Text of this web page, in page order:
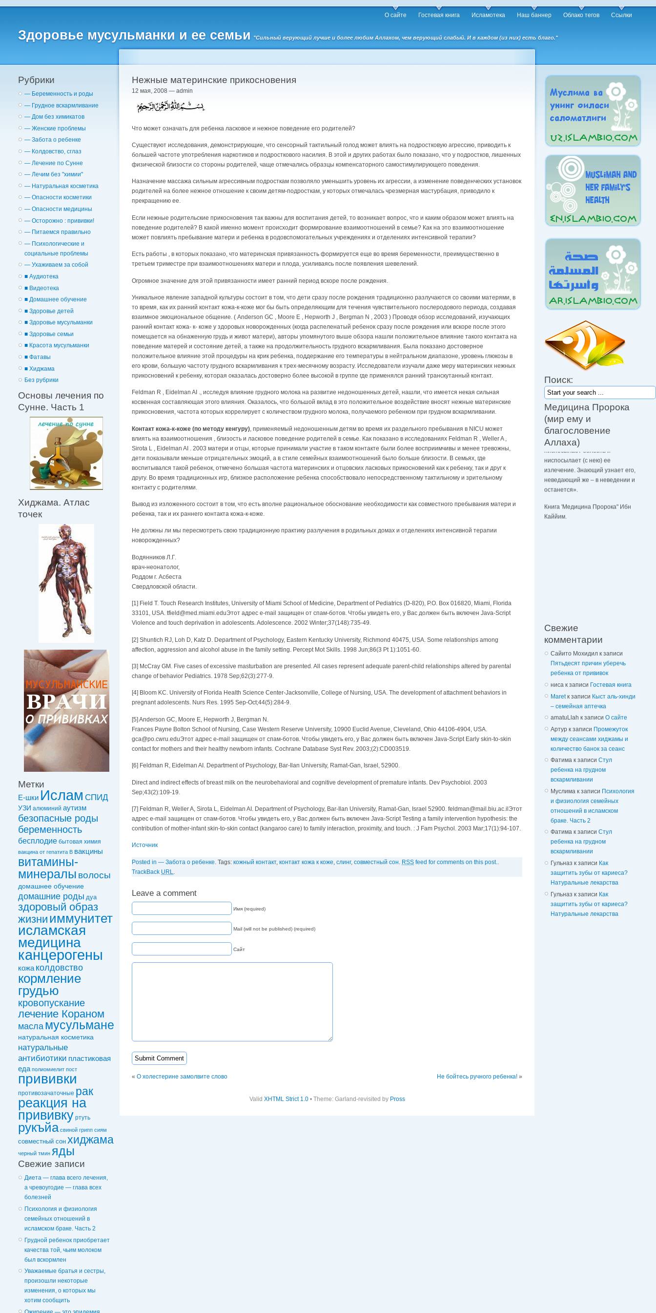
Здоровье мусульманки и ее семьи "Сильный верующий лучше и более любим Аллахом, чем верующий слабый. И в каждом (из них) есть благо."
О сайте Гостевая книга Исламотека Наш баннер Облако тегов Ссылки
Рубрики
— Беременность и роды
— Грудное вскармливание
— Дом без химикатов
— Женские проблемы
— Забота о ребенке
— Колдовство, сглаз
— Лечение по Сунне
— Лечим без "химии"
— Натуральная косметика
— Опасности косметики
— Опасности медицины
— Осторожно : прививки!
— Питаемся правильно
— Психологические и
cоциальные проблемы
— Ухаживаем за собой
■ Аудиотека
■ Видеотека
■ Домашнее обучение
■ Здоровье детей
■ Здоровье мусульманки
■ Здоровье семьи
■ Красота мусульманки
■ Фатавы
■ Хиджама
Без рубрики
Основы лечения по
Сунне. Часть 1
Хиджама. Атлас
точек
Метки
Е-шки Ислам СПИД
УЗИ алюминий аутизм
безопасные роды
беременность
бесплодие бытовая химия
вакцинa от гепатита В вакцины
витамины-
минералы волосы
домашнее обучение
домашние роды дуа
здоровый образ
жизни иммунитет
исламская
медицина
канцерогены
кожа колдовствo
кормление
грудью
кровопускание
лечение Кораном
масла мусульмане
натуральная косметика
натуральные
антибиотики пластиковая
еда полиомиелит пост
прививки
противозачаточные рак
реакция на
прививку ртуть
рукъйа свиной грипп сиям
совместный сон хиджама
черный тмин яды
Свежие записи
Диета — глава всего лечения,
а чревоугодие — глава всех
болезней
Психология и физиология
семейных отношений в
исламском браке. Часть 2
Грудной ребенок приобретает
качества той, чьим молоком
был вскормлен
Уважаемые братья и сестры,
произошли некоторые
изменения, о которых мы
хотим сообщить
Нежные материнские прикосновения
12 мая, 2008 — admin
Что может означать для ребенка ласковое и нежное поведение его родителей?
Существуют исследования, демонстрирующие, что сенсорный тактильный голод может влиять на подростковую агрессию, приводить к
большей частоте употребления наркотиков и подросткового насилия. В этой и других работах было показано, что у подростков, лишенных
физической близости со стороны родителей, чаще отмечались образцы компенсаторного самостимулирующего поведения.
Назначение массажа сильным агрессивным подросткам позволяло уменьшить уровень их агрессии, а изменение поведенческих установок
родителей на более нежное отношение к своим детям-подросткам, у которых отмечалась чрезмерная мастурбация, приводило к
прекращению ее.
Если нежные родительские прикосновения так важны для воспитания детей, то возникает вопрос, что и каким образом может влиять на
поведение родителей? В какой именно момент происходит формирование взаимоотношений в семье? Как на это взаимоотношение
может повлиять пребывание матери и ребенка в родовспомогательных учреждениях и отделениях интенсивной терапии?
Есть работы , в которых показано, что материнская привязанность формируется еще во время беременности, преимущественно в
третьем триместре при взаимоотношениях матери и плода, усиливаясь после появления шевелений.
Огромное значение для этой привязанности имеет ранний период вскоре после рождения.
Уникальное явление западной культуры состоит в том, что дети сразу после рождения традиционно разлучаются со своими матерями, в
то время, как их ранний контакт кожа-к-коже мог бы быть определяющим для течения чувствительного послеродового периода, создавая
взаимное эмоциональное общение. ( Anderson GC , Moore E , Hepworth J , Bergman N , 2003 ) Проводя обзор исследований, изучающих
ранний контакт кожа- к- коже у здоровых новорожденных (когда распеленатый ребенок сразу после рождения или вскоре после этого
помещается на обнаженную грудь и живот матери), авторы упомянутого выше обзора нашли положительное влияние такого контакта на
поведение матерей и состояние детей, а также на продолжительность грудного вскармливания. Была показано достоверное
положительное влияние этой процедуры на крик ребенка, поддержание его температуры в нейтральном диапазоне, уровень глюкозы в
его крови, большую частоту грудного вскармливания к трех-месячному возрасту. Исследователи изучали даже меру материнских нежных
прикосновений к ребенку, которая оказалась достоверно более высокой в группе где применялся ранний транскутанный контакт.
Feldman R , Eidelman AI ., исследуя влияние грудного молока на развитие недоношенных детей, нашли, что имеется некая сильная
косвенная составляющая этого влияния. Оказалось, что большой вклад в это положительное воздействие вносят нежные материнские
прикосновения, частота которых коррелирует с количеством грудного молока, получаемого ребенком при грудном вскармливании.
Контакт кожа-к-коже (по методу кенгуру) , применяемый недоношенным детям во время их раздельного пребывания в NICU может
влиять на взаимоотношения , близость и ласковое поведение родителей в семье. Как показано в исследованиях Feldman R , Weller A ,
Sirota L , Eidelman AI . 2003 матери и отцы, которые принимали участие в таком контакте были более восприимчивы и менее тревожны,
дети показывали меньше отрицательных эмоций, а в стиле семейных взаимоотношений было больше близости. В семьях, где
воспитывался такой ребенок, отмечено большая частота материнских и отцовских ласковых прикосновений как к ребенку, так и друг к
другу. Во время традиционных игр, близкое расположение ребенка способствовало непосредственному тактильному и зрительному
контакту с родителями.
Вывод из изложенного состоит в том, что есть вполне рациональное обоснование необходимости как совместного пребывания матери и
ребенка, так и их раннего контакта кожа-к-коже.
Не должны ли мы пересмотреть свою традиционную практику разлучения в родильных домах и отделениях интенсивной терапии
новорожденных?
Водянников Л.Г.
врач-неонатолог,
Роддом г. Асбеста
Свердловской области.
[1] Field T. Touch Research Institutes, University of Miami School of Medicine, Department of Pediatrics (D-820), P.O. Box 016820, Miami, Florida
33101, USA. tfield@med.miami.eduЭтот адрес e-mail защищен от спам-ботов. Чтобы увидеть его, у Вас должен быть включен Java-Script
Violence and touch deprivation in adolescents. Adolescence. 2002 Winter;37(148):735-49.
[2] Shuntich RJ, Loh D, Katz D. Department of Psychology, Eastern Kentucky University, Richmond 40475, USA. Some relationships among
affection, aggression and alcohol abuse in the family setting. Percept Mot Skills. 1998 Jun;86(3 Pt 1):1051-60.
[3] McCray GM. Five cases of excessive masturbation are presented. All cases represent adequate parent-child relationships altered by parental
change of behavior Pediatrics. 1978 Sep;62(3):277-9.
[4] Bloom KC. University of Florida Health Science Center-Jacksonville, College of Nursing, USA. The development of attachment behaviors in
pregnant adolescents. Nurs Res. 1995 Sep-Oct;44(5):284-9.
[5] Anderson GC, Moore E, Hepworth J, Bergman N.
Frances Payne Bolton School of Nursing, Case Western Reserve University, 10900 Euclid Avenue, Cleveland, Ohio 44106-4904, USA.
gca@po.cwru.eduЭтот адрес e-mail защищен от спам-ботов. Чтобы увидеть его, у Вас должен быть включен Java-Script Early skin-to-skin
contact for mothers and their healthy newborn infants. Cochrane Database Syst Rev. 2003;(2):CD003519.
[6] Feldman R, Eidelman AI. Department of Psychology, Bar-Ilan University, Ramat-Gan, Israel, 52900.
Direct and indirect effects of breast milk on the neurobehavioral and cognitive development of premature infants. Dev Psychobiol. 2003
Sep;43(2):109-19.
[7] Feldman R, Weller A, Sirota L, Eidelman AI. Department of Psychology, Bar-Ilan University, Ramat-Gan, Israel 52900. feldman@mail.biu.ac.il Этот
адрес e-mail защищен от спам-ботов. Чтобы увидеть его, у Вас должен быть включен Java-Script Testing a family intervention hypothesis: the
contribution of mother-infant skin-to-skin contact (kangaroo care) to family interaction, proximity, and touch. : J Fam Psychol. 2003 Mar;17(1):94-107.
Источник
Posted in — Забота о ребенке . Tags: кожный контакт, контакт кожа к коже слинг, совместный сон RSS feed for comments on this post.
TrackBack URL
Leave a comment
Имя (required)
Mail (will not be published) (required)
Сайт
« О холестерине замолвите слово Не бойтесь ручного ребенка! »
Valid XHTML Strict 1.0• Theme: Garland-revisited by Pross
Поиск:
Медицина Пророка
(мир ему и
благословение
Аллаха)
Пророк (мир ему и милость
Аллаха) сказал: «Для каждой
болезни есть лекарство, и если
лекарство и болезнь совпадают,
то человек вылечивается по
воле Аллаха».
Он также сказал: «Несомненно,
что Всевышний Аллах
ниспосылает болезнь и
излечение. Знающий узнает его,
неведающий же – в неведении и
останется».
Каййим.
Свежие
комментарии
Сайито Мохидил к записи
Пятьдесят причин уберечь
ребенка от прививок
ниса к записи Гостевая книга
Maretк записи Кыст аль-хинди
– семейная аптечка
amatuLlah к записи О сайте
Артур к записи Промежуток
между сеансами хиджамы и
количество банок за сеанс
Фатима к записи Стул
ребенка на грудном
вскармливании
Муслима к записи Психология
и физиология семейных
отношений в исламском
браке. Часть 2
Фатима к записи Стул
ребенка на грудном
вскармливании
Гульназ к записи Как
защитить зубы от кариеса?
Натуральные лекарства
Гульназ к записи Как
защитить зубы от кариеса?
Натуральные лекарства